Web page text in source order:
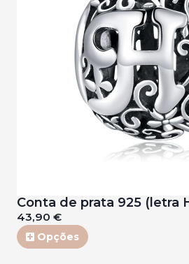
Conta de prata 925 (letra
43,90 €
Opções